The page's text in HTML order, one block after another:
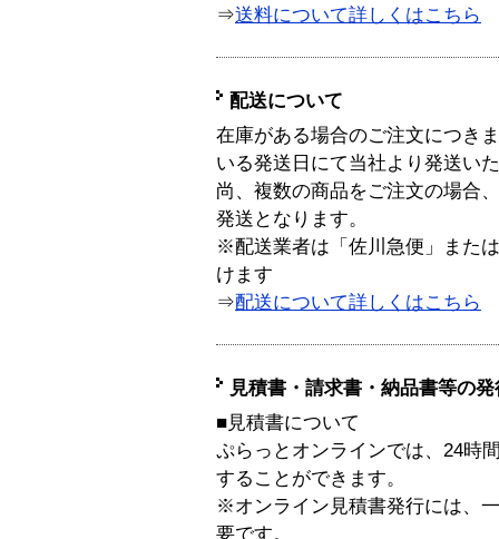
⇒送料について詳しくはこちら
配送について
在庫がある場合のご注文につき
いる発送日にて当社より発送い
尚、複数の商品をご注文の場合
発送となります。
※配送業者は「佐川急便」また
けます
⇒配送について詳しくはこちら
見積書・請求書・納品書等の
■見積書について
ぷらっとオンラインでは、24時
することができます。
※オンライン見積書発行には、
要です。